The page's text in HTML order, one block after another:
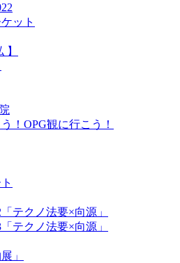
ット
！OPG観に行こう！
テクノ法要×向源」
テクノ法要×向源」
」